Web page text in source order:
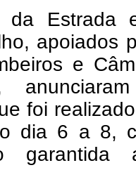
da Estrada
apoiados
e
foi
dia 6 a 8,
garantida